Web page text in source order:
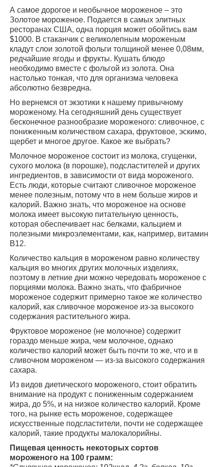
А самое дорогое и необычное мороженое – это
Золотое мороженое. Подается в самых элитных
ресторанах США, одна порция может обойтись вам
$1000. В стаканчик с великолепным мороженым
кладут слои золотой фольги толщиной менее 0,08мм,
редчайшие ягоды и фрукты. Кушать блюдо
необходимо вместе с фольгой из золота. Она
настолько тонкая, что для организма человека
абсолютно безвредна.
Но вернемся от экзотики к нашему привычному
мороженому. На сегодняшний день существует
бесконечное разнообразие мороженого: сливочное, с
пониженным количеством сахара, фруктовое, эскимо,
щербет и многое другое. Какое же выбрать?
Молочное мороженое состоит из молока, сгущенки,
сухого молока (в порошке), подсластителей и других
ингредиентов, в зависимости от вида мороженого.
Есть люди, которые считают сливочное мороженое
менее полезным, потому что в нем больше жиров и
калорий. Важно знать, что мороженое на основе
молока имеет высокую питательную ценность,
которая обеспечивает нас белками, кальцием и
полезными микроэлементами, как, например, витамин
B12.
Количество кальция в мороженом равно количеству
кальция во многих других молочных изделиях,
поэтому в летние дни можно чередовать мороженое с
порциями молока. Важно знать, что фабричное
мороженое содержит примерно такое же количество
калорий, как сливочное мороженое из-за высокого
содержания растительного жира.
Фруктовое мороженое (не молочное) содержит
гораздо меньше жира, чем молочное, однако
количество калорий может быть почти то же, что и в
сливочном мороженом — из-за высокого содержания
сахара.
Из видов диетического мороженого, стоит обратить
внимание на продукт с пониженным содержанием
жира, до 5%, и на низкое количество калорий. Кроме
того, на рынке есть мороженое, содержащее
искусственные подсластители, почти не содержащее
калорий, такие продукты малокалорийны.
Пищевая ценность некоторых сортов
мороженого на 100 грамм: